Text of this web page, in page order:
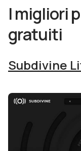
I migliori
gratuiti
Subdivine